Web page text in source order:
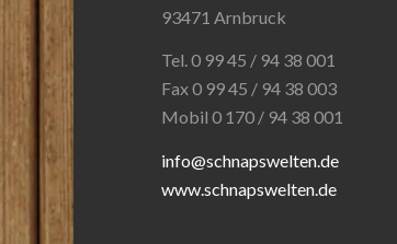
93471 Arnbruck
Tel. 0 99 45 / 94 38 001
Fax 0 99 45 / 94 38 003
Mobil 0 170 / 94 38 001
info@schnapswelten.de
www.schnapswelten.de